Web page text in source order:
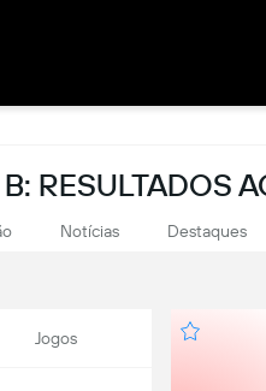
RESULTADOS
Notícias Destaques
Jogos